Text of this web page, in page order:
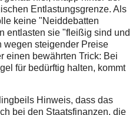
Entlastungsgrenze. Als
keine "Neiddebatten
entlasten sie "fleißig sind und
wegen steigender Preise
einen bewährten Trick: Bei
für bedürftig halten, kommt
Hinweis, dass das
bei den Staatsfinanzen, die